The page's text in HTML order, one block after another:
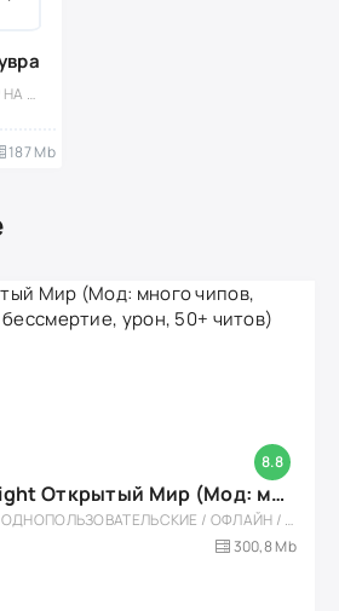
ВЫЖИВАНИЕ / ХОРРОР НА ВЫЖИВАНИЕ / ХОРРОР / ОДНОПОЛЬЗОВАТЕЛЬСКИЕ / 3D / ПРИКЛЮЧЕНИЕ / ВЕСЁЛАЯ / СИМУЛЯТОРЫ / АТМОСФЕРНАЯ / ЭКШЕНЫ / ИНДИ / ОТ ПЕРВОГО ЛИЦА / ПЛАТНАЯ
187 Mb
8.8
Toilet Fight Открытый Мир (Мод: много чипов, денег, все открыто, бессмертие, урон, 50+ читов)
АРКАДЫ / ОДНОПОЛЬЗОВАТЕЛЬСКИЕ / ОФЛАЙН / МОД / РОЛЕВЫЕ / ШУТЕРЫ / ОТКРЫТЫЙ МИР / ВСТРОЕННЫЙ КЕШ / 3D / ЭКШЕНЫ / ТУАЛЕТНЫЕ ВОЙНЫ / ДЛЯ ДЕТЕЙ
300,8 Mb